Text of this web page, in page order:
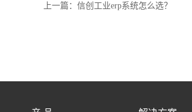
上一篇： 信创工业erp系统怎么选？